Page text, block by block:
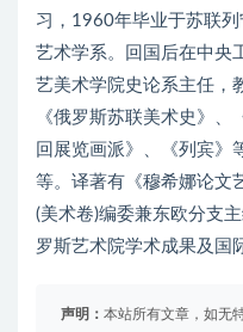
习，1960年毕业于苏联
艺术学系。回国后在中央
艺美术学院史论系主任，
《俄罗斯苏联美术史》
回展览画派》、《列宾》
等。译著有《穆希娜论文
(美术卷)编委兼东欧分支
罗斯艺术院学术成果及国
声明： 本站所有文章，如无